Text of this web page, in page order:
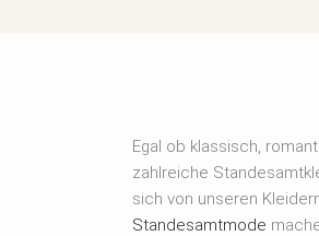
Egal ob klassisch,
zahlreiche
sich von unseren
Standesamtmode